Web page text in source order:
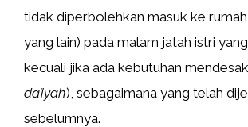
tidak diperbolehkan masuk ke
yang lain) pada malam jatah istri
kecuali jika ada kebutuhan
da’iyah), sebagaimana yang telah
sebelumnya.